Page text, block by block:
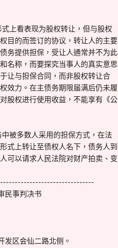
上看表现为股权转让，但与股权
目的而签订的协议，转让人的主要
务提供担保，受让人通常并不为此
名称，而要探究当事人的真实意思
让与担保合同，而非股权转让合
效力。在主债务期限届满后仍未履
股权进行使用收益，不能享有《公
被多数人采用的担保方式，在法
式上转让至债权人名下，债务人到
可以请求人民法院对财产拍卖、变
民事判决书
发区会仙二路北侧。